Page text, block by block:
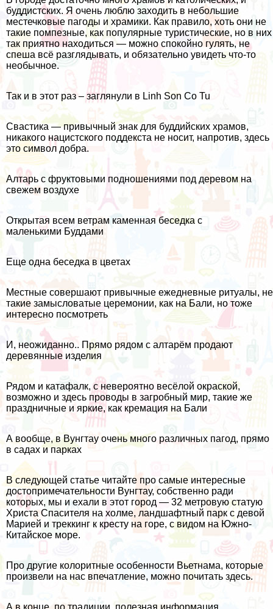
буддистских. Я очень люблю заходить в небольшие
местечковые пагоды и храмики. Как правило, хоть они не
такие помпезные, как популярные туристические, но в них
так приятно находиться — можно спокойно гулять, не
спеша всё разглядывать, и обязательно увидеть что-то
необычное.
Так и в этот раз – заглянули в Linh Son Co Tu
Свастика — привычный знак для буддийских храмов,
никакого нацистского поддекста не носит, напротив, здесь
это символ добра.
Алтарь с фруктовыми подношениями под деревом на
свежем воздухе
Открытая всем ветрам каменная беседка с
маленькими Буддами
Еще одна беседка в цветах
Местные совершают привычные ежедневные ритуалы, не
такие замысловатые церемонии, как на Бали, но тоже
интересно посмотреть
И, неожиданно.. Прямо рядом с алтарём продают
деревянные изделия
Рядом и катафалк, с невероятно весёлой окраской,
возможно и здесь проводы в загробный мир, такие же
праздничные и яркие, как кремация на Бали
А вообще, в Вунгтау очень много различных пагод, прямо
в садах и парках
В следующей статье читайте про самые интересные
достопримечательности Вунгтау, собственно ради
которых, мы и ехали в этот город — 32 метровую статую
Христа Спасителя на холме, ландшафтный парк с девой
Марией и треккинг к кресту на горе, с видом на Южно-
Китайское море.
Про другие колоритные особенности Вьетнама, которые
произвели на нас впечатление, можно почитать здесь.
А в конце, по традиции, полезная информация.